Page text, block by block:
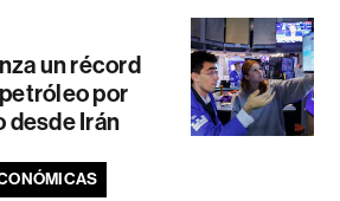
un récord
por
desde Irán